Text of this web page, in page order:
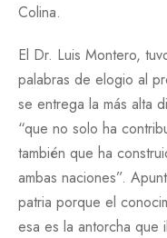
Colina.
El Dr. Luis Montero,
palabras de elogio al
se entrega la más alta
“que no solo ha
también que ha
ambas naciones”.
patria porque el
esa es la antorcha que